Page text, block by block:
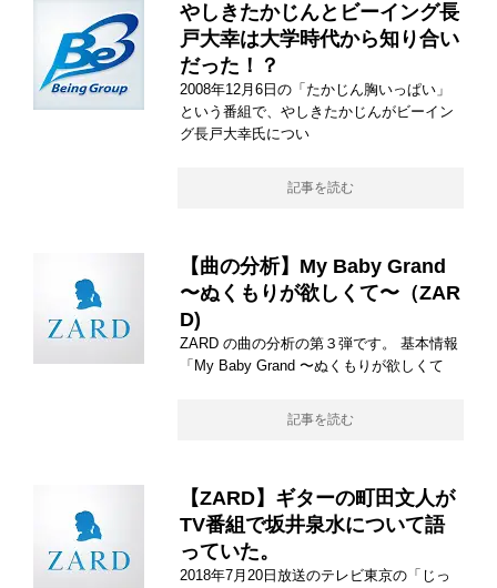
やしきたかじんとビーイング長
戸大幸は大学時代から知り合い
だった！？
2008年12月6日の「たかじん胸いっぱい」
という番組で、やしきたかじんがビーイン
グ長戸大幸氏につい
記事を読む
【曲の分析】My Baby Grand
〜ぬくもりが欲しくて〜（ZAR
D)
ZARD の曲の分析の第３弾です。 基本情報
「My Baby Grand 〜ぬくもりが欲しくて
記事を読む
【ZARD】ギターの町田文人が
TV番組で坂井泉水について語
っていた。
2018年7月20日放送のテレビ東京の「じっ